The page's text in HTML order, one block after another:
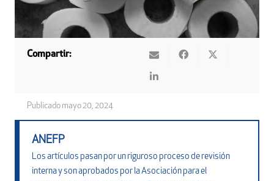
Compartir:
Publicado mayo 20, 2024
ANEFP
Los artículos pasan por un riguroso proceso de revisión
interna y son aprobados por la Asociación para el